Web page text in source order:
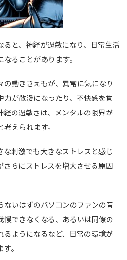
ると、神経が過敏になり、日常生活
ることがあります。
の動きさえもが、異常に気になり
力が散漫になったり、不快感を覚
経の過敏さは、メンタルの限界が
えられます。
な刺激でも大きなストレスと感じ
さらにストレスを増大させる原因
ないはずのパソコンのファンの音
慢できなくなる、あるいは同僚の
るようになるなど、日常の環境が
。